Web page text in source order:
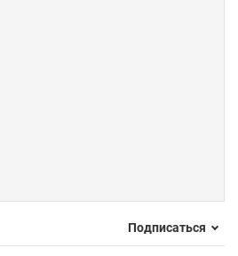
Подписаться